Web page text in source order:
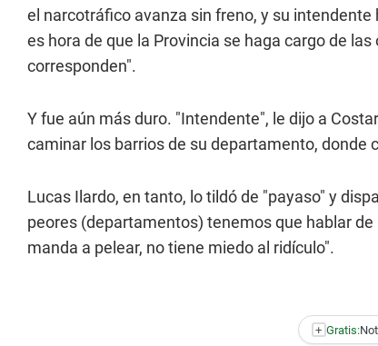
el narcotráfico avanza sin freno, y su
es hora de que la Provincia se haga cargo de
corresponden".
Y fue aún más duro. "Intendente", le dijo a
caminar los barrios de su departamento, donde
Lucas Ilardo, en tanto, lo tildó de "payaso" y
peores (departamentos) tenemos que hablar
manda a pelear, no tiene miedo al ridículo".
+ Gratis: